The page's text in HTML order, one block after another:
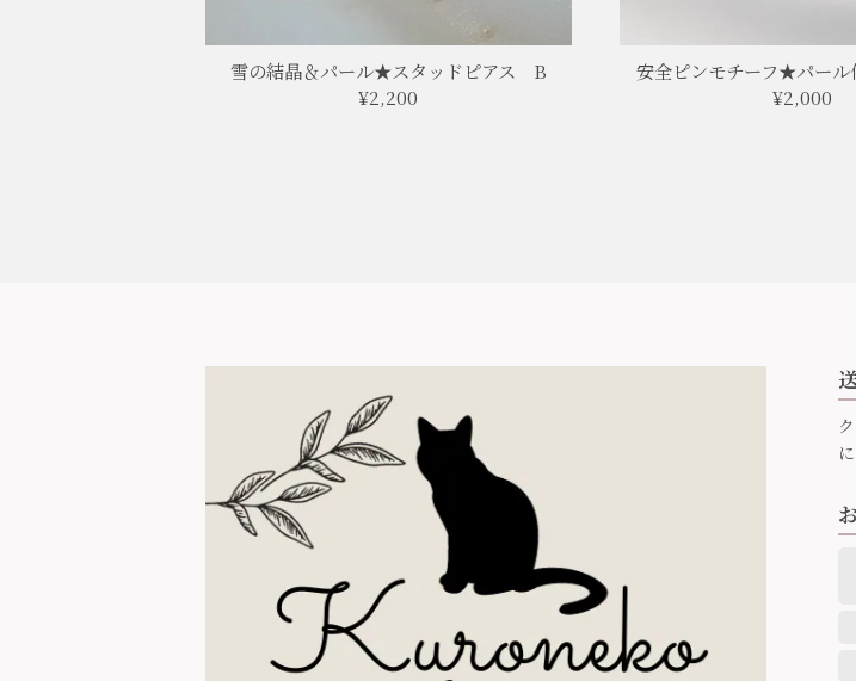
雪の結晶＆パール★スタッドピアス B
¥2,200
安全ピンモチーフ★パー
¥2,000